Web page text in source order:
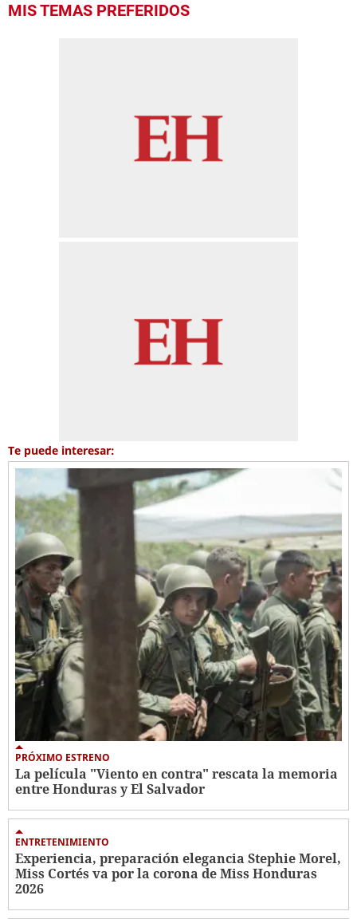
MIS TEMAS PREFERIDOS
Te puede interesar:
PRÓXIMO ESTRENO
La película "Viento en contra" rescata la memoria
entre Honduras y El Salvador
ENTRETENIMIENTO
Experiencia, preparación elegancia Stephie Morel,
Miss Cortés va por la corona de Miss Honduras
2026